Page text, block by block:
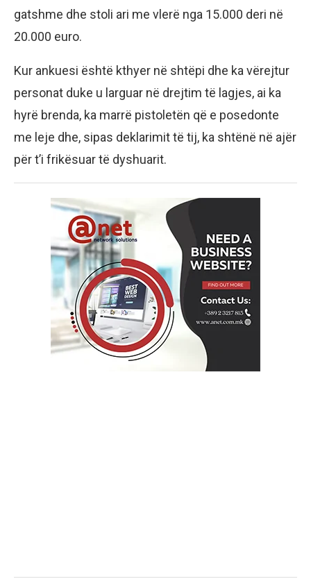
gatshme dhe stoli ari me vlerë nga 15.000 deri në
20.000 euro.
Kur ankuesi është kthyer në shtëpi dhe ka vërejtur
personat duke u larguar në drejtim të lagjes, ai ka
hyrë brenda, ka marrë pistoletën që e posedonte
me leje dhe, sipas deklarimit të tij, ka shtënë në ajër
për t’i frikësuar të dyshuarit.